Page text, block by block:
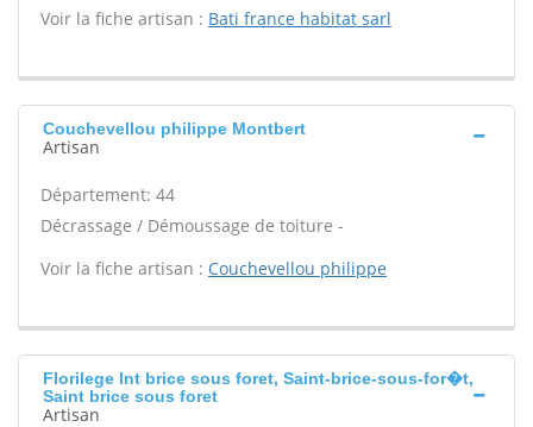
Voir la fiche artisan : Bati france habitat sarl
Couchevellou philippe Montbert
Artisan
Département: 44
Décrassage / Démoussage de toiture -
Voir la fiche artisan : Couchevellou philippe
Florilege Int brice sous foret, Saint-brice-sous-for�t,
Saint brice sous foret
Artisan